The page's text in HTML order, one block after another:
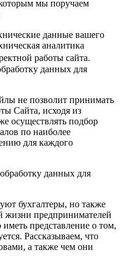
мы поручаем
данные вашего
аналитика
работы сайта.
данных для
не позволит принимать
Сайта, исходя из
осуществлять подбор
по наиболее
для каждого
данных для
бухгалтеры, но также
жизни предпринимателей
представление о том,
Рассказываем, что
а также чем они